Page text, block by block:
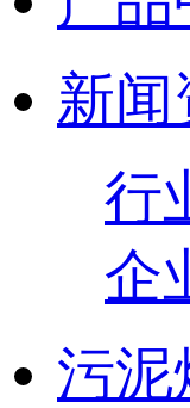
新闻
行
企
污泥